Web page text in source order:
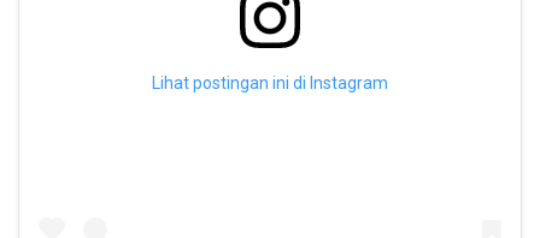
Lihat postingan ini di Instagram